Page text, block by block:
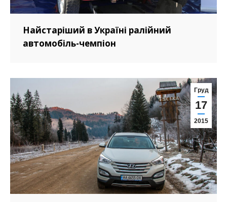
Найстаріший в Україні ралійний
автомобіль-чемпіон
Груд
17
2015